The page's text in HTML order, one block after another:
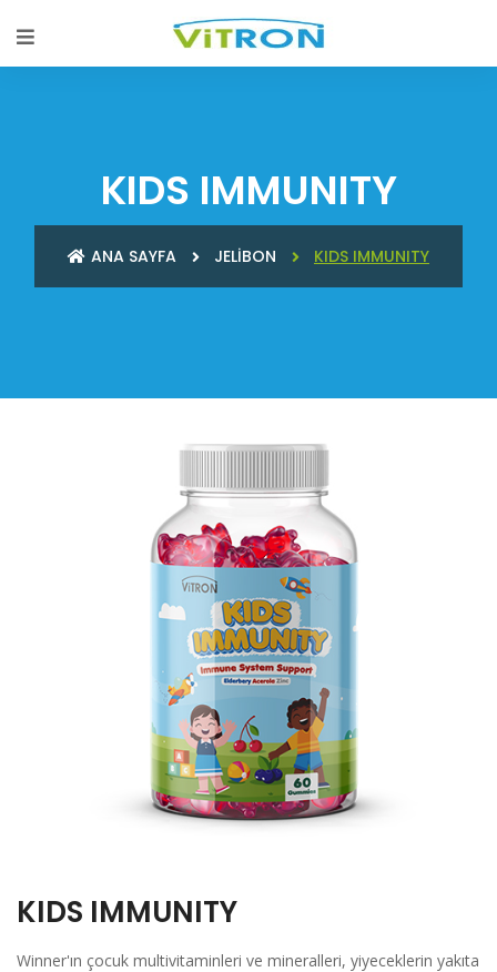
KIDS IMMUNITY
ANA SAYFA JELİBON KIDS IMMUNITY
KIDS IMMUNITY
Winner'ın çocuk multivitaminleri ve mineralleri, yiyeceklerin yakıta